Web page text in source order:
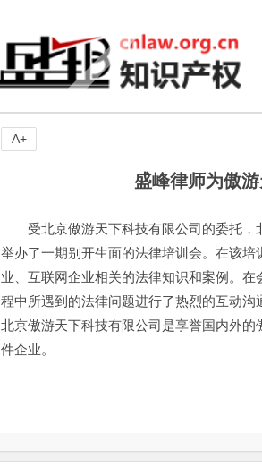
盛峰律师为傲
受北京傲游天下科技有限公司的委托
举办了一期别开生面的法律培训会。在该
业、互联网企业相关的法律知识和案例。
程中所遇到的法律问题进行了热烈的互动沟
北京傲游天下科技有限公司是享誉国内外
件企业。
A+